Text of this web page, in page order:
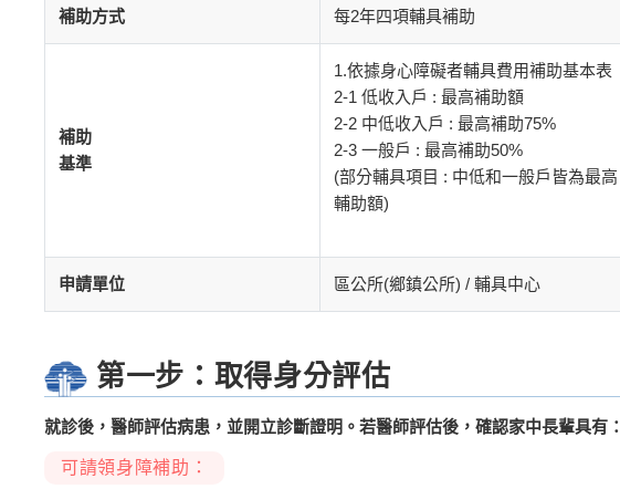
補助方式 每2年四項輔具補助
補助
基準
1.依據身心障礙者輔具費用補助基本表
2-1 低收入戶 : 最高補助額
2-2 中低收入戶 : 最高補助75%
2-3 一般戶 : 最高補助50%
(部分輔具項目 : 中低和一般戶皆為最高
輔助額)
申請單位 區公所(鄉鎮公所) / 輔具中心
第一步：取得身分評估
就診後，醫師評估病患，並開立診斷證明。若醫師評估後，確認家中長輩具有：
可請領身障補助：